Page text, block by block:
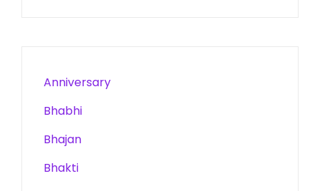
Anniversary
Bhabhi
Bhajan
Bhakti